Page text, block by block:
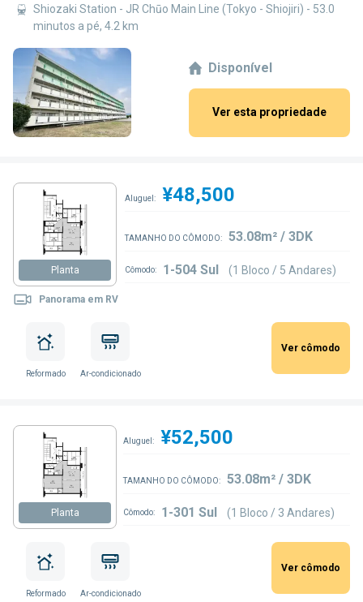
Shiozaki Station - JR Chūo Main Line (Tokyo - Shiojiri) - 53.0
minutos a pé, 4.2 km
Disponível
Ver esta propriedade
Planta
Panorama em RV
Aluguel: ¥48,500
TAMANHO DO CÔMODO: 53.08m² / 3DK
Cômodo: 1-504 Sul (1 Bloco / 5 Andares)
Reformado Ar-condicionado
Ver cômodo
Planta
Aluguel: ¥52,500
TAMANHO DO CÔMODO: 53.08m² / 3DK
Cômodo: 1-301 Sul (1 Bloco / 3 Andares)
Reformado Ar-condicionado
Ver cômodo